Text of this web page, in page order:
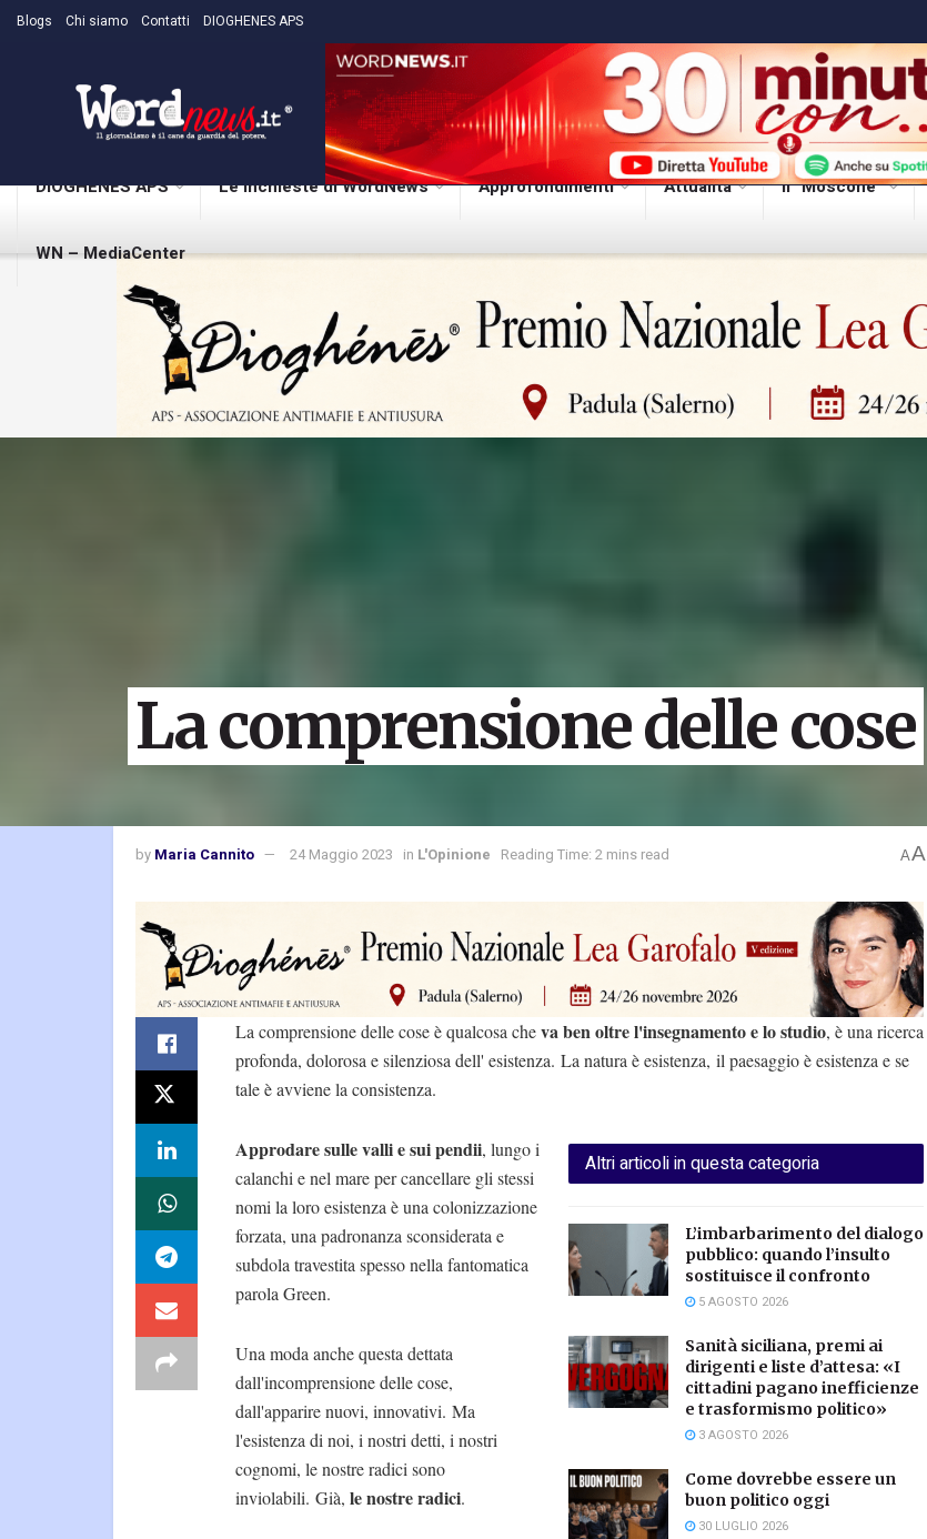
Blogs Chi siamo Contatti DIOGHENES APS
DIOGHENES APS Le inchieste di WordNews Approfondimenti Attualità Il “Moscone”
WN – MediaCenter
La comprensione delle cose
by Maria Cannito 24 Maggio 2023 in L'Opinione Reading Time: 2 mins read AA
La comprensione delle cose è qualcosa cheva ben oltre l'insegnamento e lo studio, è una ricerca
profonda, dolorosa e silenziosa dell' esistenza. La natura è esistenza, il paesaggio è esistenza e se
tale è avviene la consistenza.
Altri articoli in questa categoria
L’imbarbarimento del dialogo
pubblico: quando l’insulto
sostituisce il confronto
5 AGOSTO 2026
Sanità siciliana, premi ai
dirigenti e liste d’attesa: «I
cittadini pagano inefficienze
e trasformismo politico»
3 AGOSTO 2026
Come dovrebbe essere un
buon politico oggi
30 LUGLIO 2026
Approdare sulle valli e sui pendii, lungo i
calanchi e nel mare per cancellare gli stessi
nomi la loro esistenza è una colonizzazione
forzata, una padronanza sconsiderata e
subdola travestita spesso nella fantomatica
parola Green.
Una moda anche questa dettata
dall'incomprensione delle cose,
dall'apparire nuovi, innovativi. Ma
l'esistenza di noi, i nostri detti, i nostri
cognomi, le nostre radici sono
inviolabili. Già, le nostre radici.